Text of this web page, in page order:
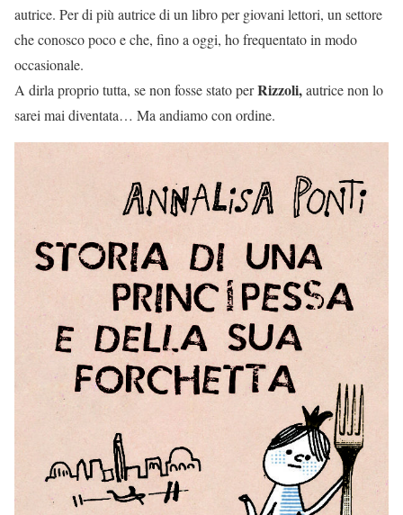
autrice. Per di più autrice di un libro per giovani lettori, un settore
che conosco poco e che, fino a oggi, ho frequentato in modo
occasionale.
A dirla proprio tutta, se non fosse stato perRizzoli,autrice non lo
sarei mai diventata… Ma andiamo con ordine.